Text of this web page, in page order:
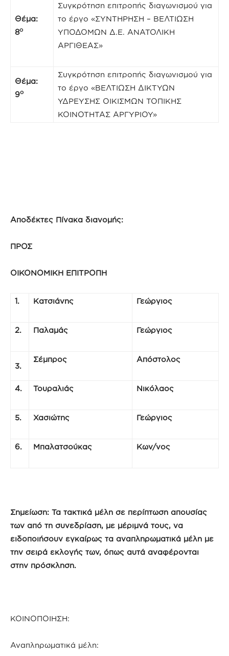
Θέμα:
8ο
Συγκρότηση επιτροπής διαγωνισμού για
το έργο «ΣΥΝΤΗΡΗΣΗ – ΒΕΛΤΙΩΣΗ
ΥΠΟΔΟΜΩΝ Δ.Ε. ΑΝΑΤΟΛΙΚΗ
ΑΡΓΙΘΕΑΣ»
Θέμα:
9ο
Συγκρότηση επιτροπής διαγωνισμού για
το έργο «ΒΕΛΤΙΩΣΗ ΔΙΚΤΥΩΝ
ΥΔΡΕΥΣΗΣ ΟΙΚΙΣΜΩΝ ΤΟΠΙΚΗΣ
ΚΟΙΝΟΤΗΤΑΣ ΑΡΓΥΡΙΟΥ»
Αποδέκτες Πίνακα διανομής:
ΠΡΟΣ
ΟΙΚΟΝΟΜΙΚΗ ΕΠΙΤΡΟΠΗ
1. Κατσιάνης Γεώργιος
2. Παλαμάς Γεώργιος
3.
Σέμπρος Απόστολος
4. Τουραλιάς Νικόλαος
5. Χασιώτης Γεώργιος
6. Μπαλατσούκας Κων/νος
Σημείωση: Τα τακτικά μέλη σε περίπτωση απουσίας
των από τη συνεδρίαση, με μέριμνά τους, να
ειδοποιήσουν εγκαίρως τα αναπληρωματικά μέλη με
την σειρά εκλογής των, όπως αυτά αναφέρονται
στην πρόσκληση.
ΚΟΙΝΟΠΟΙΗΣΗ:
Αναπληρωματικά μέλη: